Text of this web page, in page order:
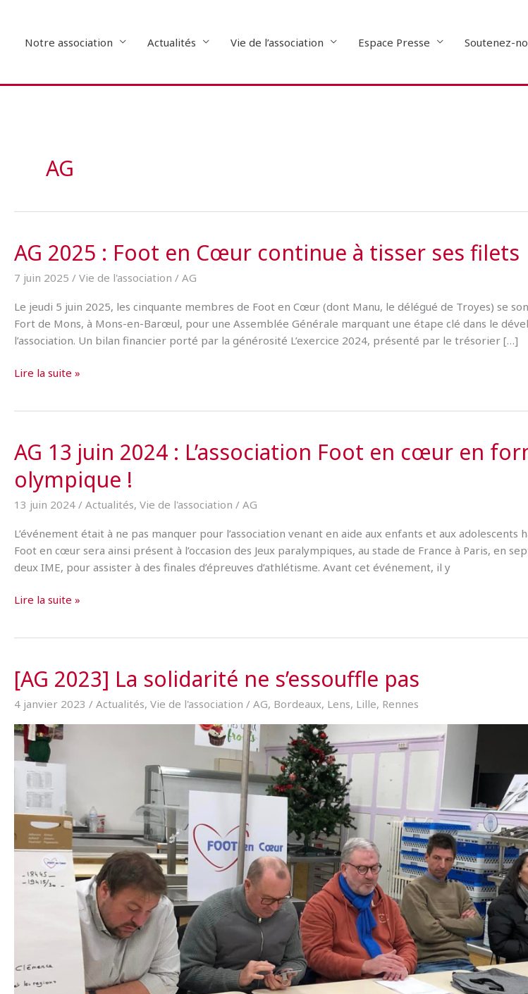
contenuNotre association Actualités Vie de l’association Espace Presse Soutenez-
AG
AG 2025 : Foot en Cœur continue à tisser ses filets
7 juin 2025 / Vie de l'association / AG
Le jeudi 5 juin 2025, les cinquante membres de Foot en Cœur (dont Manu, le délégué de Troyes) se
Fort de Mons, à Mons-en-Barœul, pour une Assemblée Générale marquant une étape clé dans le
l’association. Un bilan financier porté par la générosité L’exercice 2024, présenté par le trésorier […]
AG
Cœur
continue
à
tisser
filets
Lire la suite »
AG 13 juin 2024 : L’association Foot en cœur en
olympique !
13 juin 2024 / Actualités, Vie de l'association / AG
L’événement était à ne pas manquer pour l’association venant en aide aux enfants et aux adolescents
Foot en cœur sera ainsi présent à l’occasion des Jeux paralympiques, au stade de France à Paris, en
deux IME, pour assister à des finales d’épreuves d’athlétisme. Avant cet événement, il y
AG
L’association
Foot
cœur
en
forme
olympique !
Lire la suite »
[AG 2023] La solidarité ne s’essouffle pas
4 janvier 2023 / Actualités, Vie de l'association / AG, Bordeaux, Lens, Lille, Rennes